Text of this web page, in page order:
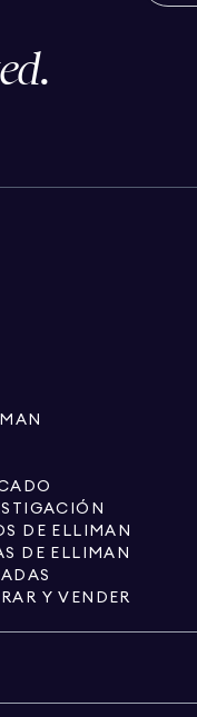
DE ELLIMAN
DE ELLIMAN
Y VENDER